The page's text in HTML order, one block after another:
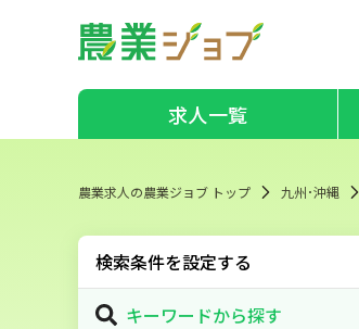
求人一覧
農業求人の農業ジョブ トップ 九州･沖縄
検索条件を設定する
キーワードから探す